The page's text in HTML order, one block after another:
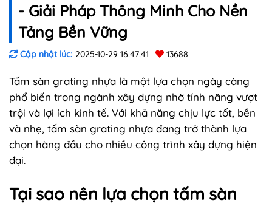
- Giải Pháp Thông Minh Cho Nền
Tảng Bền Vững
Cập nhật lúc: 2025-10-29 16:47:41 13688
Tấm sàn grating nhựa là một lựa chọn ngày càng
phổ biến trong ngành xây dựng nhờ tính năng vượt
trội và lợi ích kinh tế. Với khả năng chịu lực tốt, bền
và nhẹ, tấm sàn grating nhựa đang trở thành lựa
chọn hàng đầu cho nhiều công trình xây dựng hiện
đại.
Tại sao nên lựa chọn tấm sàn